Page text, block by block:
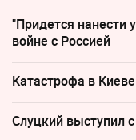
"Придется нанести
войне с Россией
Катастрофа в
Слуцкий выступил